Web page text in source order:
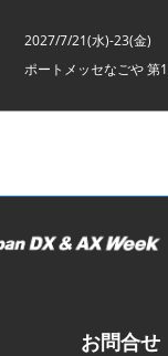
2027/7/21(水)-23(金)
ポートメッセなごや 第
お問合せ